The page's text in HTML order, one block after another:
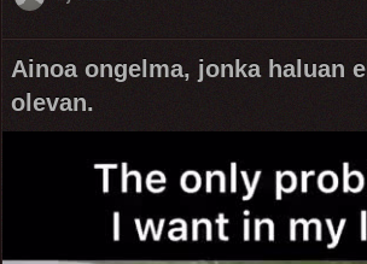
Ainoa ongelma, jonka haluan
olevan.